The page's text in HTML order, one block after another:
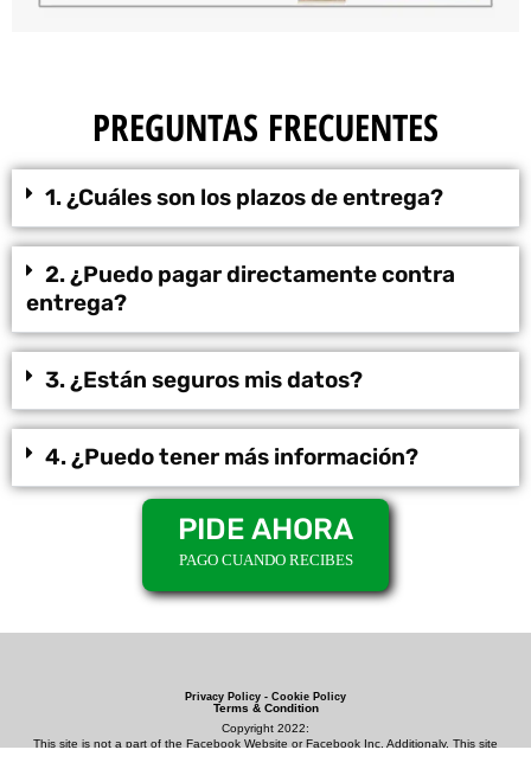
PREGUNTAS FRECUENTES
1. ¿Cuáles son los plazos de entrega?
2. ¿Puedo pagar directamente contra
entrega?
3. ¿Están seguros mis datos?
4. ¿Puedo tener más información?
PIDE AHORA
PAGO CUANDO RECIBES
Privacy Policy - Cookie Policy
Terms & Condition
Copyright 2022:
This site is not a part of the Facebook Website or Facebook Inc. Additionaly. This site